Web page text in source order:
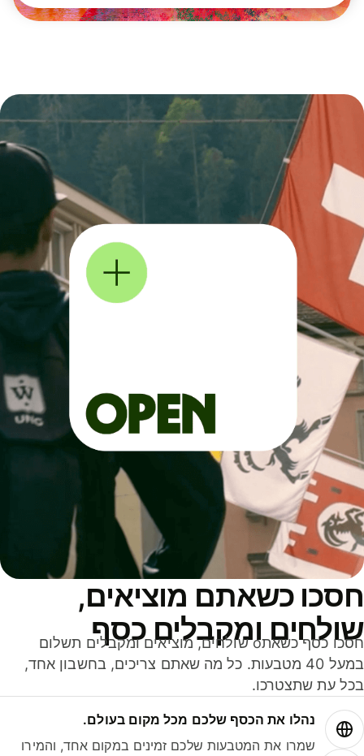
כשאתם מוציאים,
ומקבלים כסף
חסכו כסף כשאתo שולחים, מוציאים ומקבלים תשלום
במעל 40 מטבעות. כל מה שאתם צריכים, בחשבון אחד,
עת שתצטרכו.
נהלו את הכסף שלכם מכל מקום בעולם.
שמרו את המטבעות שלכם זמינים במקום אחד, והמירו